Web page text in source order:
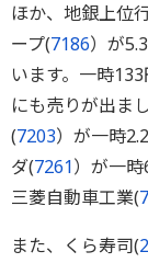
ほか、地銀上位
ープ(7186）が
います。一時
にも売りが出ま
(7203）が一時
ダ(7261）が一
三菱自動車工業(
また、くら寿司(